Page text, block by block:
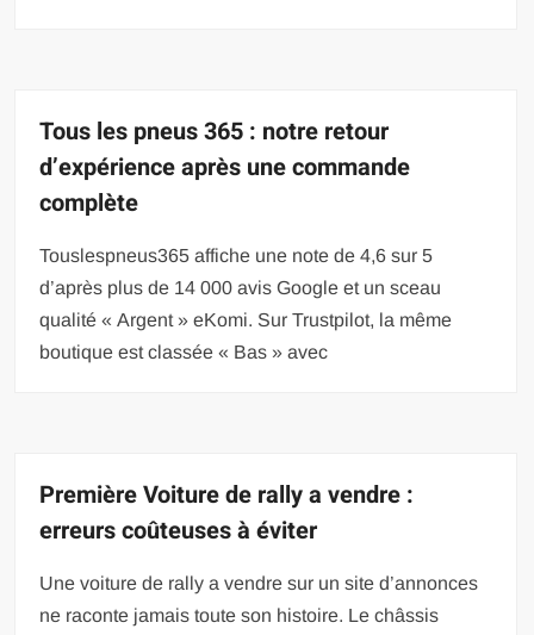
Tous les pneus 365 : notre retour
d’expérience après une commande
complète
Touslespneus365 affiche une note de 4,6 sur 5
d’après plus de 14 000 avis Google et un sceau
qualité « Argent » eKomi. Sur Trustpilot, la même
boutique est classée « Bas » avec
Première Voiture de rally a vendre :
erreurs coûteuses à éviter
Une voiture de rally a vendre sur un site d’annonces
ne raconte jamais toute son histoire. Le châssis